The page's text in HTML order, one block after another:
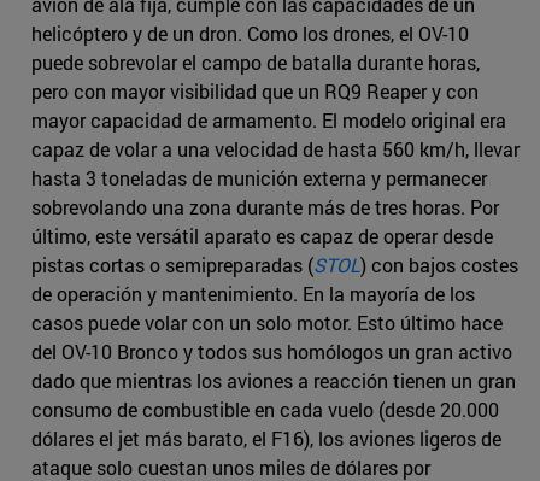
helicóptero y de un dron. Como los drones, el OV-10
puede sobrevolar el campo de batalla durante horas,
pero con mayor visibilidad que un RQ9 Reaper y con
mayor capacidad de armamento. El modelo original era
capaz de volar a una velocidad de hasta 560 km/h, llevar
hasta 3 toneladas de munición externa y permanecer
sobrevolando una zona durante más de tres horas. Por
último, este versátil aparato es capaz de operar desde
pistas cortas o semipreparadas (STOL) con bajos costes
de operación y mantenimiento. En la mayoría de los
casos puede volar con un solo motor. Esto último hace
del OV-10 Bronco y todos sus homólogos un gran activo
dado que mientras los aviones a reacción tienen un gran
consumo de combustible en cada vuelo (desde 20.000
dólares el jet más barato, el F16), los aviones ligeros de
ataque solo cuestan unos miles de dólares por